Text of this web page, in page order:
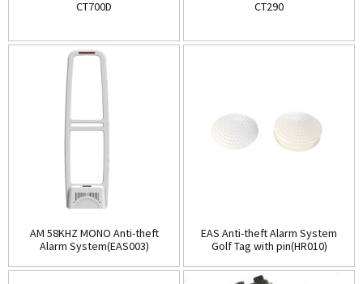
CT700D CT290
AM 58KHZ MONO Anti-theft
Alarm System(EAS003)
EAS Anti-theft Alarm System
Golf Tag with pin(HR010)